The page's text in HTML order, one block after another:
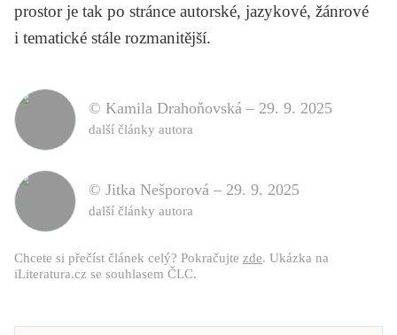
prostor je tak po stránce autorské, jazykové, žánrové
i tematické stále rozmanitější.
© Kamila Drahoňovská – 29. 9. 2025
další články autora
© Jitka Nešporová – 29. 9. 2025
další články autora
Chcete si přečíst článek celý? Pokračujte zde. Ukázka na
iLiteratura.cz se souhlasem ČLC.